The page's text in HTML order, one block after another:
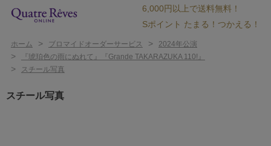
6,000円以上で送料無料！
Sポイント たまる！つかえる！
ホーム > ブロマイドオーダーサービス > 2024年公演
> 『琥珀色の雨にぬれて』『Grande TAKARAZUKA 110!』
> スチール写真
スチール写真